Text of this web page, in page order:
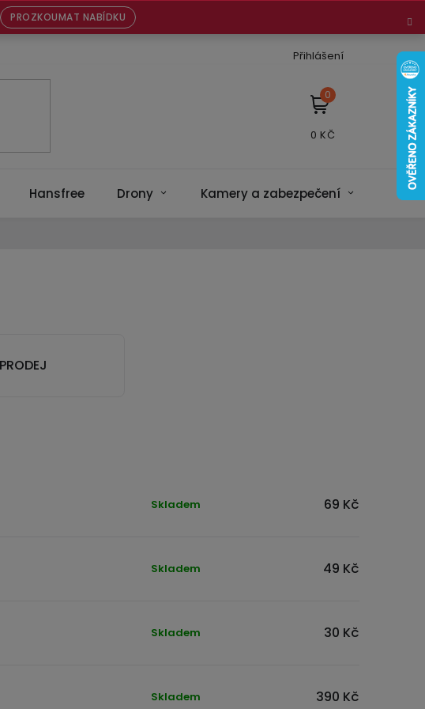
PROZKOUMAT NABÍDKU
Přihlášení
NÁKUPNÍ
KOŠÍK
Hansfree Drony Kamery a zabezpečení
Skladem 69 Kč
Skladem 49 Kč
Skladem 30 Kč
Skladem 390 Kč